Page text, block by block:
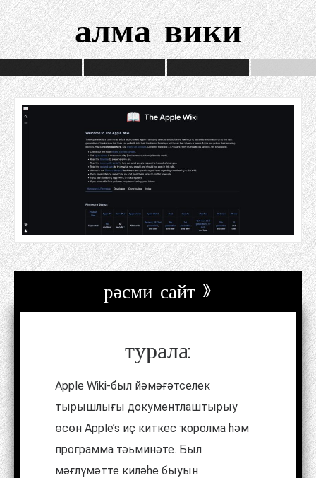
алма вики
рәсми сайт »
турала:
Apple Wiki-был йәмәғәтселек
тырышлығы документлаштырыу
өсөн Apple’s иҫ киткес ҡоролма һәм
программа тәьминәте. Был
мәғлүмәтте киләһе быуын